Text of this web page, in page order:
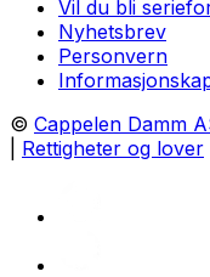
Vil du bli
Nyhetsbrev
Personvern
© Cappelen Damm
Rettigheter og lover